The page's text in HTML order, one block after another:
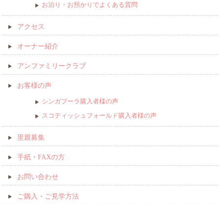
お泊り・お預かりでよくある質問
アクセス
オーナー紹介
アンファミリークラブ
お客様の声
シンガプーラ購入者様の声
スコティッシュフォールド購入者様の声
里親募集
手紙・FAXの方
お問い合わせ
ご購入・ご見学方法